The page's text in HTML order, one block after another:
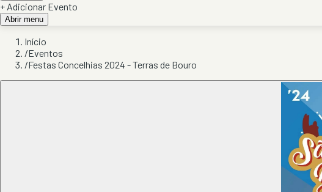
+ Adicionar Evento
Abrir menu
Início
/Eventos
/Festas Concelhias 2024 - Terras de Bouro